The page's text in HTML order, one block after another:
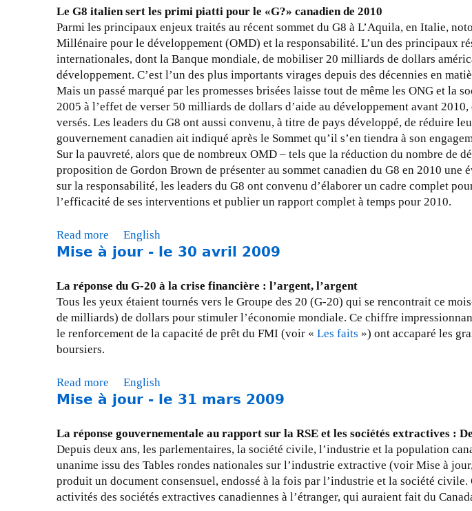
l
a
c
r
i
s
e
f
i
n
a
n
c
r
m
o
n
d
e
:
l
e
2
9
o
c
t
o
b
r
e
2
8
u
G
8
e
t
d
u
G
2
0
d
e
2
0
n
p
r
o
m
e
p
o
u
r
u
t
M
i
s
e
à
j
o
u
r
-
l
1
a
û
t
2
0
Le G8 italien sert les primi piatti pour le «G?» canadien de 2010
Parmi les principaux enjeux traités au récent sommet du G8 à L’Aquila, en Italie,
Millénaire pour le développement (OMD) et la responsabilité. L’un des principaux
internationales, dont la Banque mondiale, de mobiliser 20 milliards de dollars
développement. C’est l’un des plus importants virages depuis des décennies en
Mais un passé marqué par les promesses brisées laisse tout de même les ONG et la
2005 à l’effet de verser 50 milliards de dollars d’aide au développement avant
versés. Les leaders du G8 ont aussi convenu, à titre de pays développé, de réduire
gouvernement canadien ait indiqué après le Sommet qu’il s’en tiendra à son
Sur la pauvreté, alors que de nombreux OMD – tels que la réduction du nombre de
proposition de Gordon Brown de présenter au sommet canadien du G8 en 2010
sur la responsabilité, les leaders du G8 ont convenu d’élaborer un cadre complet
l’efficacité de ses interventions et publier un rapport complet à temps pour 2010.
Read more
b
u
t
M
i
J
o
r
-
l
e
3
English
Mise à jour - le 30 avril 2009
La réponse du G-20 à la crise financière : l’argent, l’argent
Tous les yeux étaient tournés vers le Groupe des 20 (G-20) qui se rencontrait ce
de milliards) de dollars pour stimuler l’économie mondiale. Ce chiffre
le renforcement de la capacité de prêt du FMI (voir « Les faits ») ont accaparé les
boursiers.
Read more
b
u
t
M
i
s
English
Mise à jour - le 31 mars 2009
La réponse gouvernementale au rapport sur la RSE et les sociétés extractives :
Depuis deux ans, les parlementaires, la société civile, l’industrie et la population
unanime issu des Tables rondes nationales sur l’industrie extractive (voir Mise à
produit un document consensuel, endossé à la fois par l’industrie et la société
activités des sociétés extractives canadiennes à l’étranger, qui auraient fait du